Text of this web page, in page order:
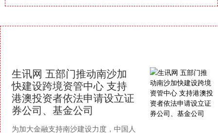
生讯网 五部门推动南沙加
快建设跨境资管中心 支持
港澳投资者依法申请设立证
券公司、基金公司
为加大金融支持南沙建设力度，中国人